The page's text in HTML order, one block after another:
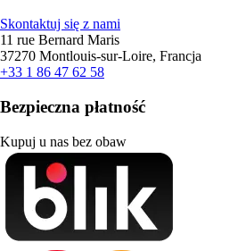
Skontaktuj się z nami
11 rue Bernard Maris
37270 Montlouis-sur-Loire, Francja
+33 1 86 47 62 58
Bezpieczna płatność
Kupuj u nas bez obaw